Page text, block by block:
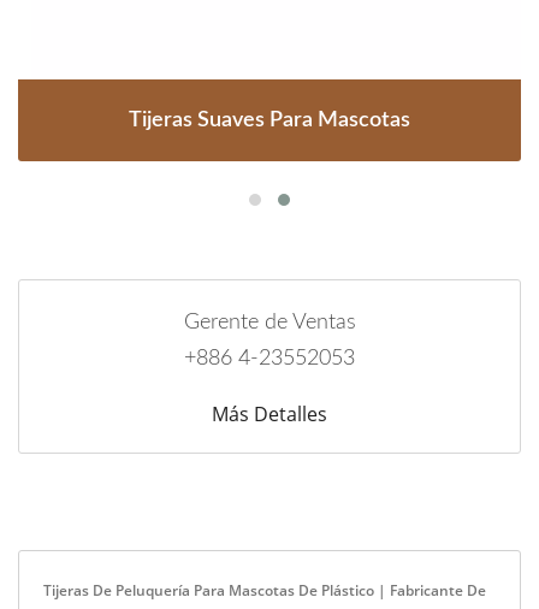
Tijeras Suaves Para Mascotas
Gerente de Ventas
+886 4-23552053
Más Detalles
Tijeras De Peluquería Para Mascotas De Plástico | Fabricante De